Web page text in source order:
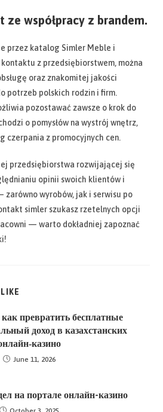
współpracy z brandem.
przez katalog Simler Meble i
z przedsiębiorstwem, można
oraz znakomitej jakości
potrzeb polskich rodzin i firm.
pozostawać zawsze o krok do
o pomysłów na wystrój wnętrz,
czerpania z promocyjnych cen.
przedsiębiorstwa rozwijającej się
opinii swoich klientów i
wyrobów, jak i serwisu po
simler szukasz rzetelnych opcji
— warto dokładniej zapoznać
превратить бесплатные
доход в казахстанских
June 11, 2026
на портале онлайн-казино